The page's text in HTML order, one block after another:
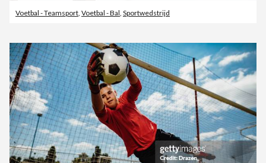
Voetbal - Teamsport Voetbal - Bal Sportwedstrijd